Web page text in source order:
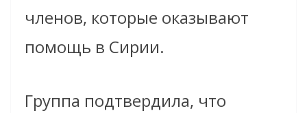
членов, которые оказывают
помощь в Сирии.
Группа подтвердила, что